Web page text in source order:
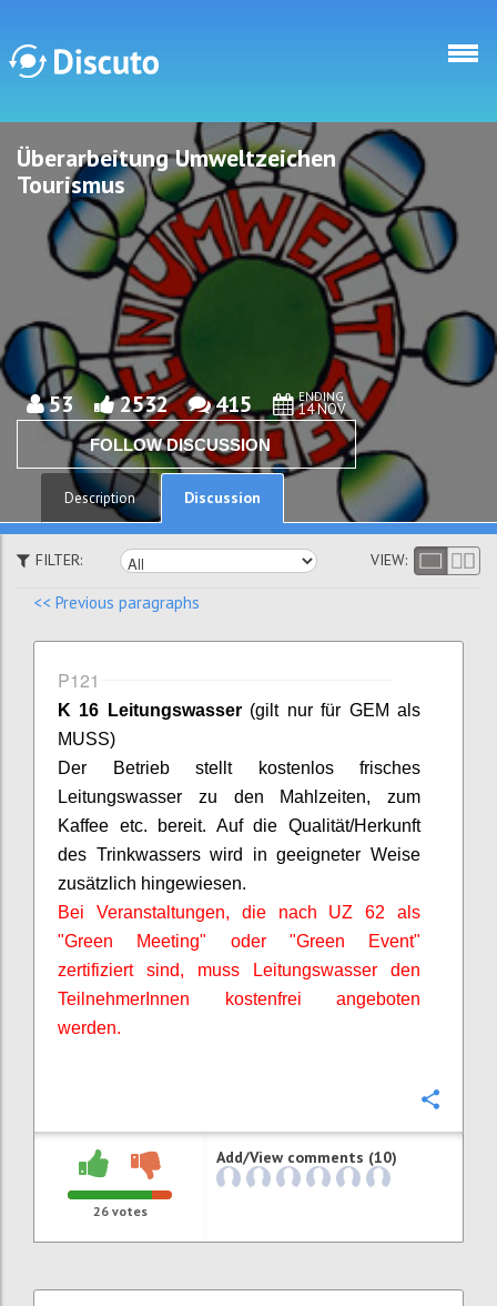
Discuto
Discuto
Überarbeitung Umweltzeichen
Tourismus
53 2532 415 ENDING
14 NOV
FOLLOW DISCUSSION
Description Discussion
FILTER: VIEW:
<< Previous paragraphs
P121
K 16 Leitungswasser (gilt nur für GEM als
MUSS)
Der Betrieb stellt kostenlos frisches
Leitungswasser zu den Mahlzeiten, zum
Kaffee etc. bereit. Auf die Qualität/Herkunft
des Trinkwassers wird in geeigneter Weise
zusätzlich hingewiesen.
Bei Veranstaltungen, die nach UZ 62 als
"Green Meeting" oder "Green Event"
zertifiziert sind, muss Leitungswasser den
TeilnehmerInnen kostenfrei angeboten
werden.
26votes
Add/View comments (10)